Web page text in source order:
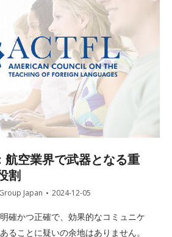
航空業界で武器となる重
割
Japan 2024-12-05
確かつ正確で、効果的なコミュニケ
ることに疑いの余地はありません。